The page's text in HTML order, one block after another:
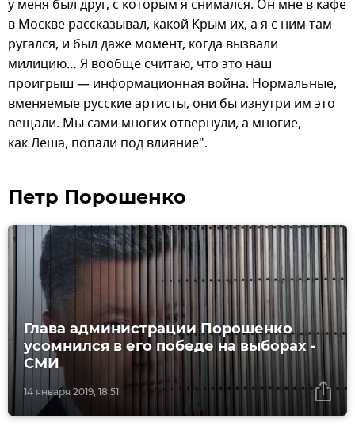
у меня был друг, с которым я снимался. Он мне в кафе
в Москве рассказывал, какой Крым их, а я с ним там
ругался, и был даже момент, когда вызвали
милицию… Я вообще считаю, что это наш
проигрыш — информационная война. Нормальные,
вменяемые русские артисты, они бы изнутри им это
вещали. Мы сами многих отвернули, а многие,
как Леша, попали под влияние".
Петр Порошенко
14 января 2019, 18:51
Глава администрации Порошенко
усомнился в его победе на выборах -
СМИ